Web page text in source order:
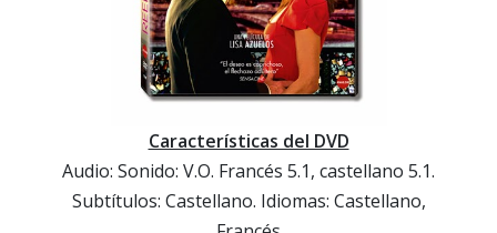
Características del DVD
Audio: Sonido: V.O. Francés 5.1, castellano 5.1.
Subtítulos: Castellano. Idiomas: Castellano,